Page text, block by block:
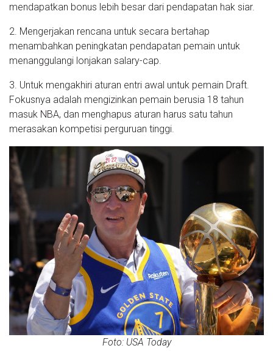
mendapatkan bonus lebih besar dari pendapatan hak siar.
2. Mengerjakan rencana untuk secara bertahap
menambahkan peningkatan pendapatan pemain untuk
menanggulangi lonjakan salary-cap.
3. Untuk mengakhiri aturan entri awal untuk pemain Draft.
Fokusnya adalah mengizinkan pemain berusia 18 tahun
masuk NBA, dan menghapus aturan harus satu tahun
merasakan kompetisi perguruan tinggi.
Foto: USA Today